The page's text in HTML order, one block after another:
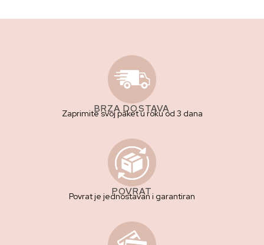
BRZA DOSTAVA
Zaprimite svoj paket u roku od 3 dana
POVRAT
Povrat je jednostavan i garantiran